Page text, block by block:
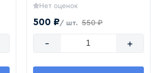
Нет оценок
500 ₽/ шт. 550 ₽
- +